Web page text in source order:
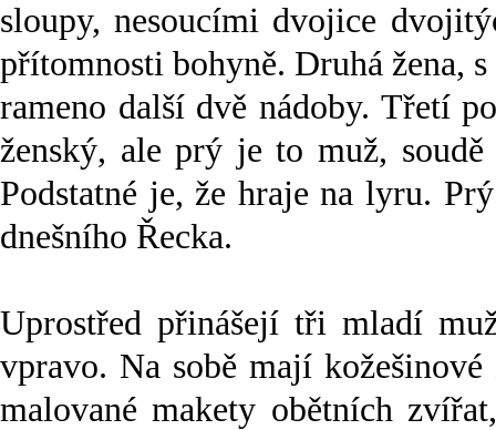
sloupy, nesoucími dvojice
přítomnosti bohyně. Druhá žena,
rameno další dvě nádoby. Třetí
ženský, ale prý je to muž,
Podstatné je, že hraje na lyru.
dnešního Řecka.
Uprostřed přinášejí tři mladí
vpravo. Na sobě mají
malované makety obětních